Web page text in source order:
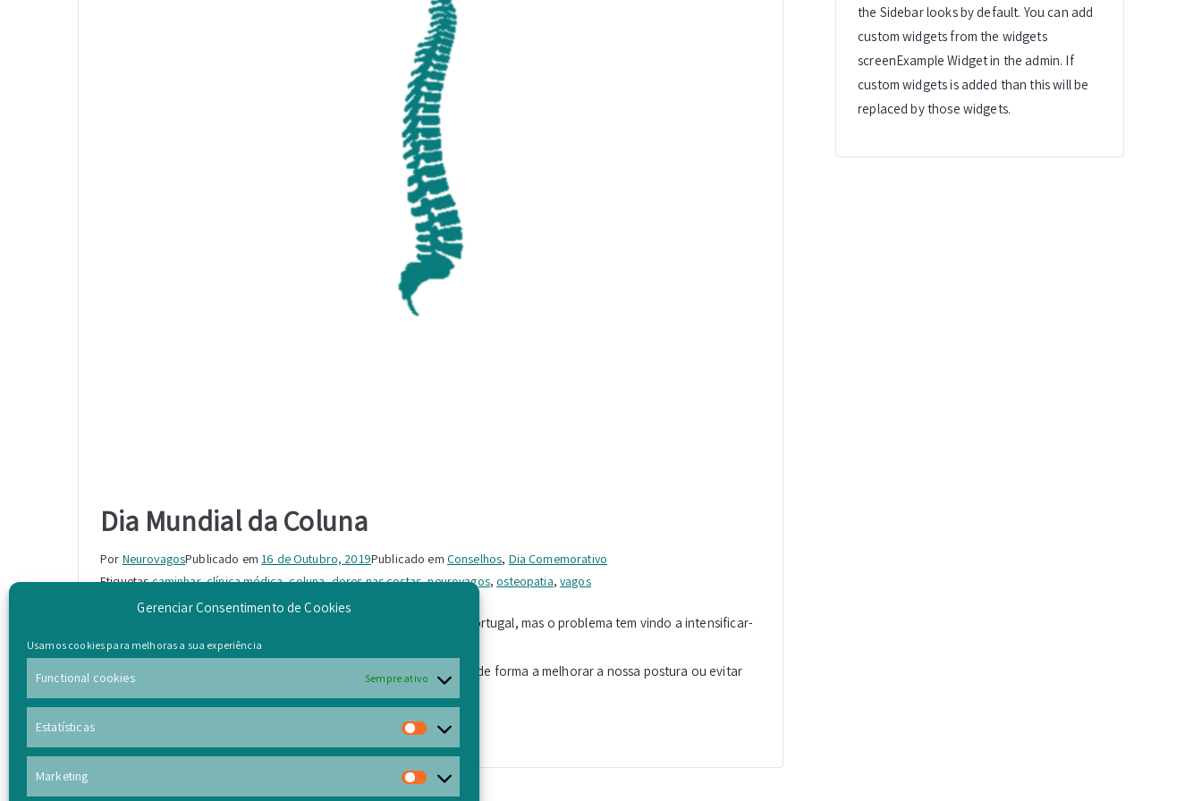
Gerenciar Consentimento de Cookies
Usamos cookies para melhoras a sua experiência
Functional cookies Sempre ativo
Estatísticas
Marketing
Dia Mundial da Coluna
Por NeurovagosPublicado em 16 de Outubro, 2019Publicado em Conselhos, Dia Comemorativo
Etiquetascaminhar,clínica médica,coluna,dores nas costas,neurovagos, osteopatia,vagos
As dores de costas são a maior causa de incapacidade física em Portugal, mas o problema tem vindo a intensificar-
se ao longo da última década.
Existem pequenos gestos que podemos tomar no nosso dia a dia, de forma a melhorar a nossa postura ou evitar
que a mesma se deteriore.
the Sidebar looks by default. You can add
custom widgets from the widgets
screenExample Widget in the admin. If
custom widgets is added than this will be
replaced by those widgets.